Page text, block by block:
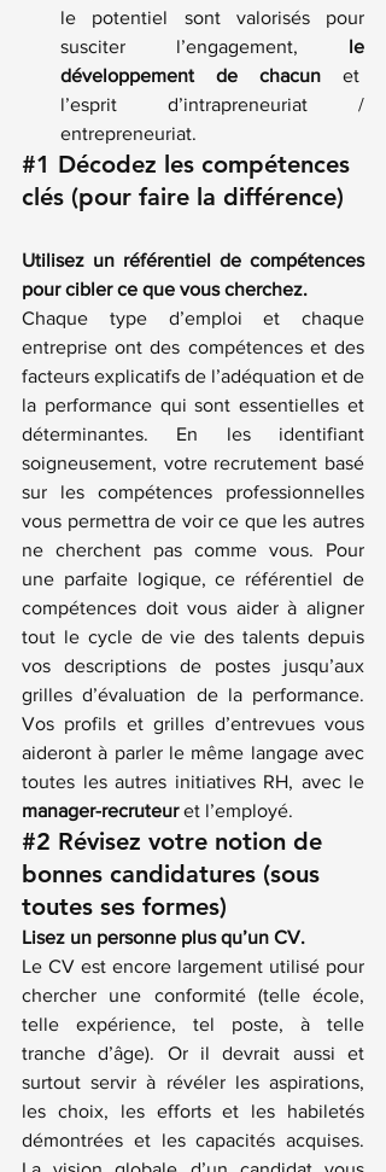
le potentiel sont valorisés pour
susciter l’engagement, le
développement de chacun et
l’esprit d’intrapreneuriat /
entrepreneuriat.
#1 Décodez les compétences
clés (pour faire la différence)
Utilisez un référentiel de compétences
pour cibler ce que vous cherchez.
Chaque type d’emploi et chaque
entreprise ont des compétences et des
facteurs explicatifs de l’adéquation et de
la performance qui sont essentielles et
déterminantes. En les identifiant
soigneusement, votre recrutement basé
sur les compétences professionnelles
vous permettra de voir ce que les autres
ne cherchent pas comme vous. Pour
une parfaite logique, ce référentiel de
compétences doit vous aider à aligner
tout le cycle de vie des talents depuis
vos descriptions de postes jusqu’aux
grilles d’évaluation de la performance.
Vos profils et grilles d’entrevues vous
aideront à parler le même langage avec
manager-recruteur et l’employé.
#2 Révisez votre notion de
bonnes candidatures (sous
toutes ses formes)
Lisez un personne plus qu’un CV.
Le CV est encore largement utilisé pour
chercher une conformité (telle école,
telle expérience, tel poste, à telle
tranche d’âge). Or il devrait aussi et
surtout servir à révéler les aspirations,
les choix, les efforts et les habiletés
démontrées et les capacités acquises.